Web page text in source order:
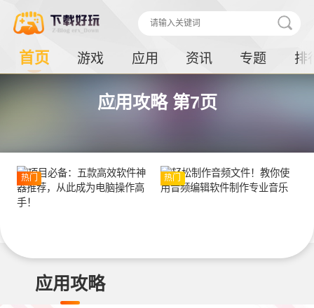
首页 游戏 应用 资讯 专题 排
应用攻略 第7页
热门 热门
应用攻略